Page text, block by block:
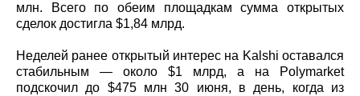
млн. Всего по обеим площадкам сумма открытых
сделок достигла $1,84 млрд.
Неделей ранее открытый интерес на Kalshi оставался
стабильным — около $1 млрд, а на Polymarket
подскочил до $475 млн 30 июня, в день, когда из